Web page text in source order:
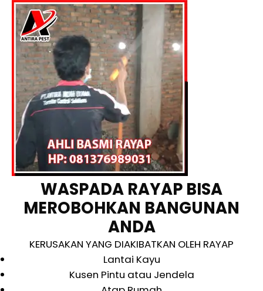
WASPADA RAYAP BISA
MEROBOHKAN BANGUNAN
ANDA
KERUSAKAN YANG DIAKIBATKAN OLEH RAYAP
Lantai Kayu
Kusen Pintu atau Jendela